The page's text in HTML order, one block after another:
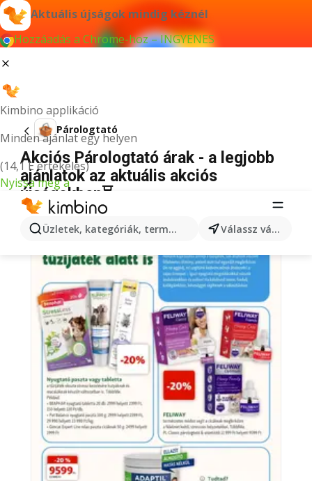
Aktuális újságok mindig kéznél
Hozzáadás a Chrome-hoz – INGYENES
Kimbino applikáció
Minden ajánlat egy helyen
(14,1 E értékelés)
Nyissa meg a
Üzletek, kategóriák, termékek keresése... Válassz várost
Párologtató
Akciós Párologtató árak - a legjobb
ajánlatok az aktuális akciós
újságokban⏳